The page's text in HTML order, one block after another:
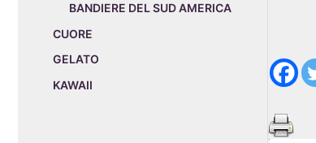
BANDIERE DEL SUD AMERICA
CUORE
GELATO
KAWAII